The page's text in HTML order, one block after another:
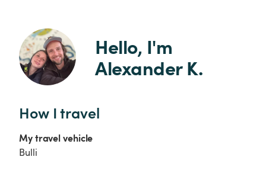
Hello, I'm
Alexander K.
How I travel
My travel vehicle
Bulli